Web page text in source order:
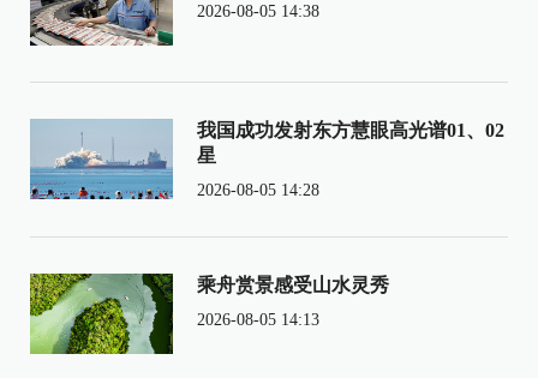
2026-08-05 14:38
我国成功发射东方慧眼高光谱01、02
星
2026-08-05 14:28
乘舟赏景感受山水灵秀
2026-08-05 14:13